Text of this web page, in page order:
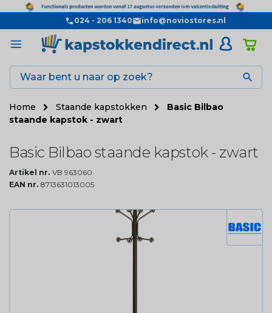
024 - 206 1340 info@noviostores.nl

Home Staande kapstokken
Basic Bilbao
staande kapstok - zwart
Basic Bilbao staande kapstok - zwart
Artikel nr. VB 963060
EAN nr. 8713631013005